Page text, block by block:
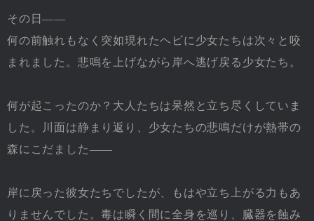
その日――
何の前触れもなく突如現れたヘビに少女たちは次々と咬
まれました。悲鳴を上げながら岸へ逃げ戻る少女たち。
何が起こったのか？大人たちは呆然と立ち尽くしていま
した。川面は静まり返り、少女たちの悲鳴だけが熱帯の
森にこだました――
岸に戻った彼女たちでしたが、もはや立ち上がる力もあ
りませんでした。毒は瞬く間に全身を巡り、臓器を蝕み